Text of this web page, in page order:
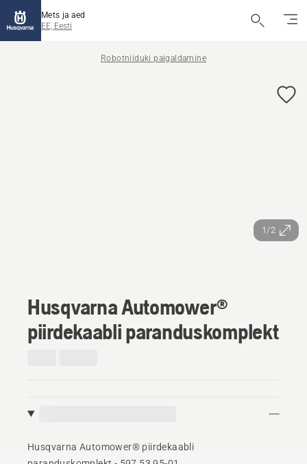
Mets ja aed
EE, Eesti
Robotniiduki paigaldamine
1/2
Husqvarna Automower®
piirdekaabli paranduskomplekt
Husqvarna Automower® piirdekaabli